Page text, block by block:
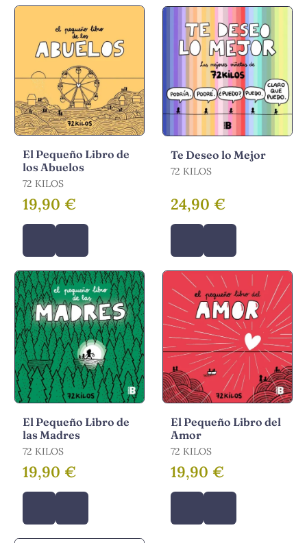
El Pequeño Libro de
los Abuelos
72 KILOS
19,90 €
Te Deseo lo Mejor
72 KILOS
24,90 €
El Pequeño Libro de
las Madres
72 KILOS
19,90 €
El Pequeño Libro del
Amor
72 KILOS
19,90 €